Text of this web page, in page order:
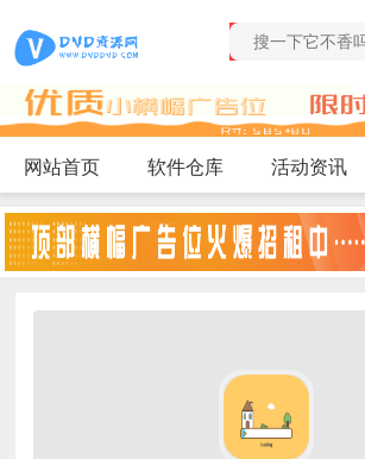
网站首页 软件仓库 活动资讯